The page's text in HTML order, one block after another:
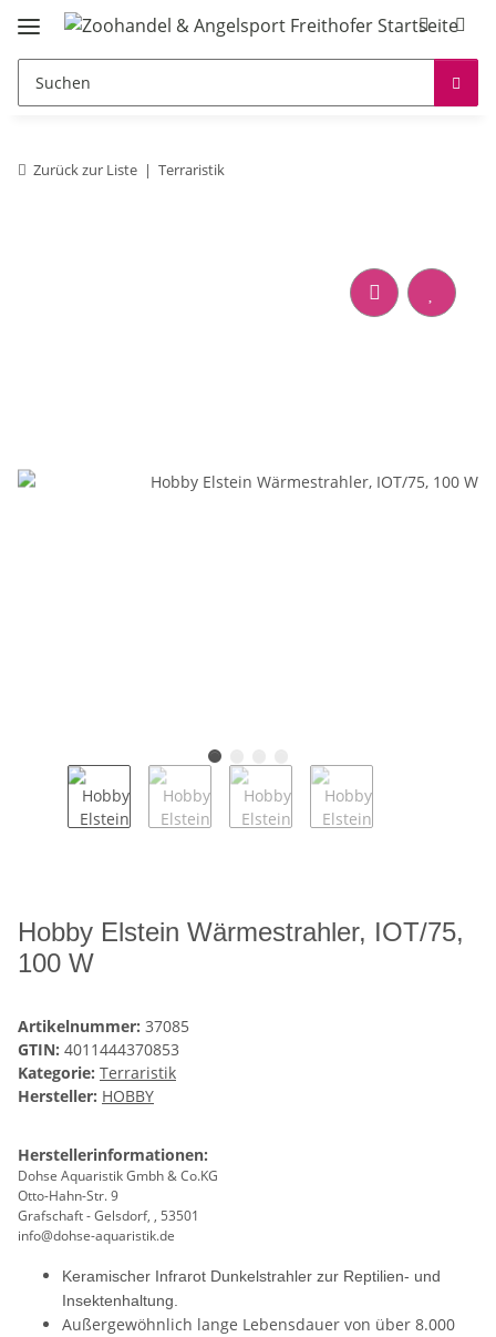
Zurück zur Liste Terraristik
Hobby Elstein Wärmestrahler, IOT/75,
100 W
Artikelnummer: 37085
GTIN: 4011444370853
Kategorie: Terraristik
Hersteller: HOBBY
Herstellerinformationen:
Dohse Aquaristik Gmbh & Co.KG
Otto-Hahn-Str. 9
Grafschaft - Gelsdorf, , 53501
info@dohse-aquaristik.de
Keramischer Infrarot Dunkelstrahler zur Reptilien- und
Insektenhaltung.
Außergewöhnlich lange Lebensdauer von über 8.000